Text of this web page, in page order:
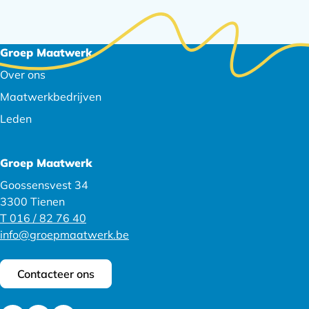
Footer
navigatie
Groep Maatwerk
Over ons
Maatwerkbedrijven
Leden
Groep Maatwerk
Goossensvest 34
3300 Tienen
T 016 / 82 76 40
info@groepmaatwerk.be
Contacteer ons